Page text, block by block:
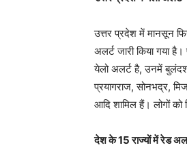
उत्तर प्रदेश में मानसून
अलर्ट जारी किया गया
येलो अलर्ट है, उनमें
प्रयागराज, सोनभद्र,
आदि शामिल हैं। लोगों को
देश के 15 राज्यों में रेड